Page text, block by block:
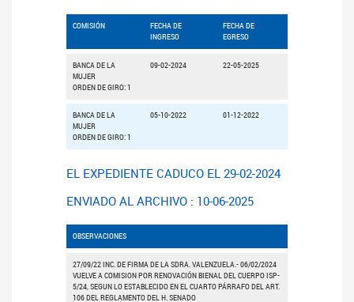
COMISIÓN
FECHA DE
INGRESO
FECHA DE
EGRESO
BANCA DE LA
MUJER
ORDEN DE GIRO: 1
09-02-2024 22-05-2025
BANCA DE LA
MUJER
ORDEN DE GIRO: 1
05-10-2022 01-12-2022
EL EXPEDIENTE CADUCO EL 29-02-2024
ENVIADO AL ARCHIVO : 10-06-2025
OBSERVACIONES
27/09/22 INC. DE FIRMA DE LA SDRA. VALENZUELA.- 06/02/2024
VUELVE A COMISION POR RENOVACIÓN BIENAL DEL CUERPO ISP-
5/24, SEGUN LO ESTABLECIDO EN EL CUARTO PÁRRAFO DEL ART.
106 DEL REGLAMENTO DEL H. SENADO